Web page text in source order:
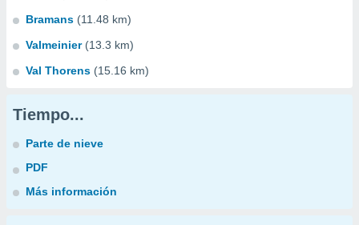
Bramans (11.48 km)
Valmeinier (13.3 km)
Val Thorens (15.16 km)
Tiempo...
Parte de nieve
PDF
Más información